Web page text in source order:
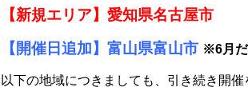
【新規エリア】 愛知県名古屋市
【開催日追加】 富山県富山市 ※6月だ
以下の地域につきましても、引き続き開催